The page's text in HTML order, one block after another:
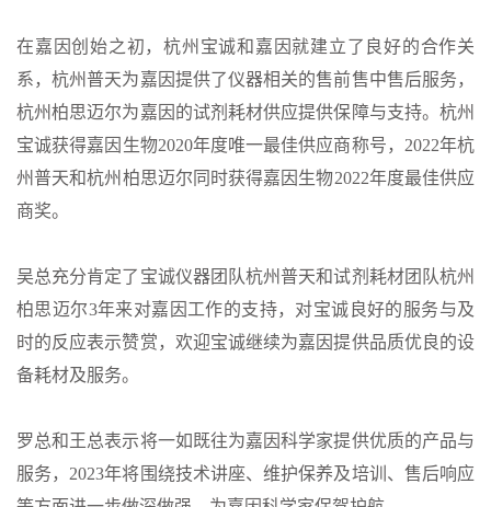
在嘉因创始之初，杭州宝诚和嘉因就建立了良好的合作关
系，杭州普天为嘉因提供了仪器相关的售前售中售后服务，
杭州柏思迈尔为嘉因的试剂耗材供应提供保障与支持。杭州
宝诚获得嘉因生物2020年度唯一最佳供应商称号，2022年杭
州普天和杭州柏思迈尔同时获得嘉因生物2022年度最佳供应
商奖。
吴总充分肯定了宝诚仪器团队杭州普天和试剂耗材团队杭州
柏思迈尔3年来对嘉因工作的支持，对宝诚良好的服务与及
时的反应表示赞赏，欢迎宝诚继续为嘉因提供品质优良的设
备耗材及服务。
罗总和王总表示将一如既往为嘉因科学家提供优质的产品与
服务，2023年将围绕技术讲座、维护保养及培训、售后响应